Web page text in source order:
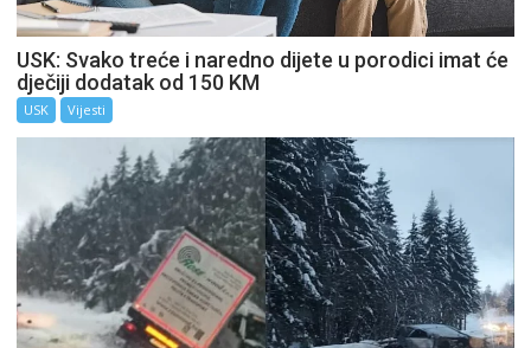
USK: Svako treće i naredno dijete u porodici imat će
dječiji dodatak od 150 KM
USK Vijesti